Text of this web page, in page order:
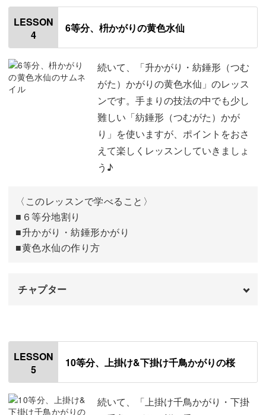
はじめに
使用材料・道具
8等分の目印をつける 02:53
10:22
黄緑の刺繍糸を巻く 17:21
黄色、赤、むらさきの刺繍糸を巻く 22:25
松葉かがりをする
フレンチノットステッチをする
完成♪
LESSON
4
6等分、枡かがりの黄色水仙
続いて、「升かがり・紡錘形（つむ
がた）かがりの黄色水仙」のレッス
ンです。手まりの技法の中でも少し
難しい「紡錘形（つむがた）かが
り」を使いますが、ポイントをおさ
えて楽しくレッスンしていきましょ
う♪
〈このレッスンで学べること〉
■６等分地割り
■升かがり・紡錘形かがり
■黄色水仙の作り方
チャプター
はじめに
使用材料・道具
6等分の目印をつける 03:19
LESSON
5
10等分、上掛け&下掛け千鳥かがりの桜
続いて、「上掛け千鳥かがり・下掛